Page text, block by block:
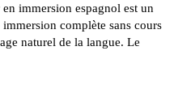
en immersion espagnol est un
complète sans cours
naturel de la langue. Le